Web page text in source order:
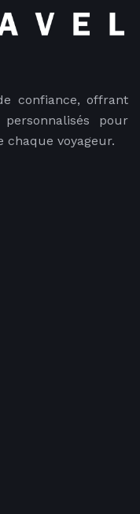
confiance, offrant
pour
chaque voyageur.